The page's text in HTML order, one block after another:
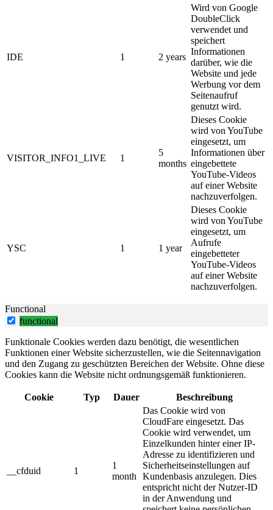
IDE 1 2 years
Wird von Google
DoubleClick
verwendet und
speichert
Informationen
darüber, wie die
Website und jede
Werbung vor dem
Seitenaufruf
genutzt wird.
VISITOR_INFO1_LIVE 1
5
months
Dieses Cookie
wird von YouTube
eingesetzt, um
Informationen über
eingebettete
YouTube-Videos
auf einer Website
nachzuverfolgen.
YSC 1 1 year
Dieses Cookie
wird von YouTube
eingesetzt, um
Aufrufe
eingebetteter
YouTube-Videos
auf einer Website
nachzuverfolgen.
Functional
functional
Funktionale Cookies werden dazu benötigt, die wesentlichen
Funktionen einer Website sicherzustellen, wie die Seitennavigation
und den Zugang zu geschützten Bereichen der Website. Ohne diese
Cookies kann die Website nicht ordnungsgemäß funktionieren.
Cookie Typ Dauer Beschreibung
__cfduid 1
1
month
Das Cookie wird von
CloudFare eingesetzt. Das
Cookie wird verwendet, um
Einzelkunden hinter einer IP-
Adresse zu identifizieren und
Sicherheitseinstellungen auf
Kundenbasis anzulegen. Dies
entspricht nicht der Nutzer-ID
in der Anwendung und